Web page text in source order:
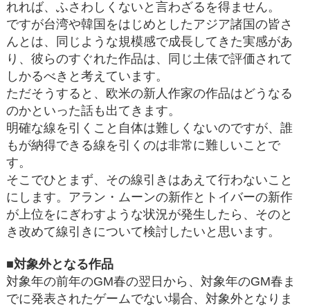
れれば、ふさわしくないと言わざるを得ません。
ですが台湾や韓国をはじめとしたアジア諸国の皆さ
んとは、同じような規模感で成長してきた実感があ
り、彼らのすぐれた作品は、同じ土俵で評価されて
しかるべきと考えています。
ただそうすると、欧米の新人作家の作品はどうなる
のかといった話も出てきます。
明確な線を引くこと自体は難しくないのですが、誰
もが納得できる線を引くのは非常に難しいことで
す。
そこでひとまず、その線引きはあえて行わないこと
にします。アラン・ムーンの新作とトイバーの新作
が上位をにぎわすような状況が発生したら、そのと
き改めて線引きについて検討したいと思います。
■対象外となる作品
対象年の前年のGM春の翌日から、対象年のGM春ま
でに発表されたゲームでない場合、対象外となりま